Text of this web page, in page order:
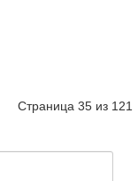
Страница 35 из 121